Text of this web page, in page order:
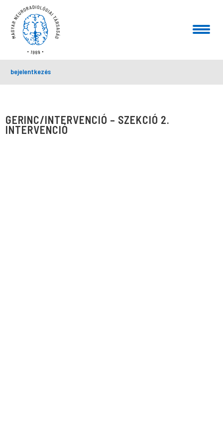
bejelentkezés
GERINC/INTERVENCIÓ – SZEKCIÓ 2.
INTERVENCIÓ